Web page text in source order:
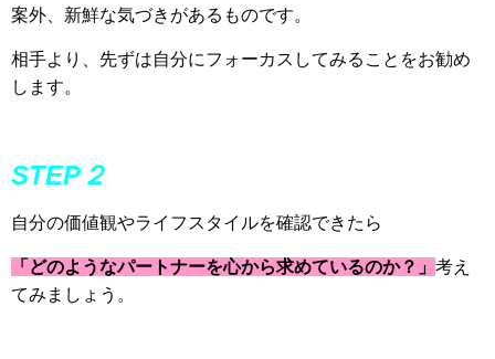
案外、新鮮な気づきがあるものです。
相手より、先ずは自分にフォーカスしてみることをお勧め
します。
STEP２
自分の価値観やライフスタイルを確認できたら
「どのようなパートナーを心から求めているのか？」 考え
てみましょう。